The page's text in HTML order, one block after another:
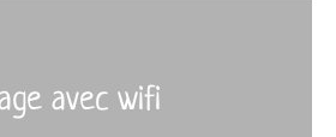
avec wifi